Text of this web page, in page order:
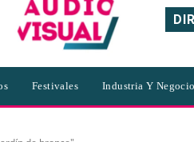
Festivales Industria Y